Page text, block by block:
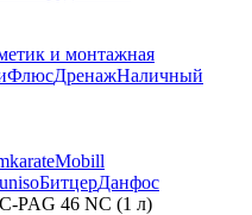
и монтажная
ФлюсДренажНаличный
Mobill
БитцерДанфос
PAG 46 NC (1 л)